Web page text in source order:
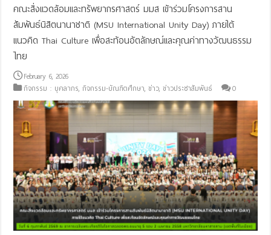
คณะสิ่งแวดล้อมและทรัพยากรศาสตร์ มมส เข้าร่วมโครงการสาน
สัมพันธ์นิสิตนานาชาติ (MSU International Unity Day) ภายใต้
แนวคิด Thai Culture เพื่อสะท้อนอัตลักษณ์และคุณค่าทางวัฒนธรรม
ไทย
February 6, 2026
กิจกรรม : บุคลากร,กิจกรรม-บัณฑิตศึกษา,ข่าว,ข่าวประชาสัมพันธ์ 0